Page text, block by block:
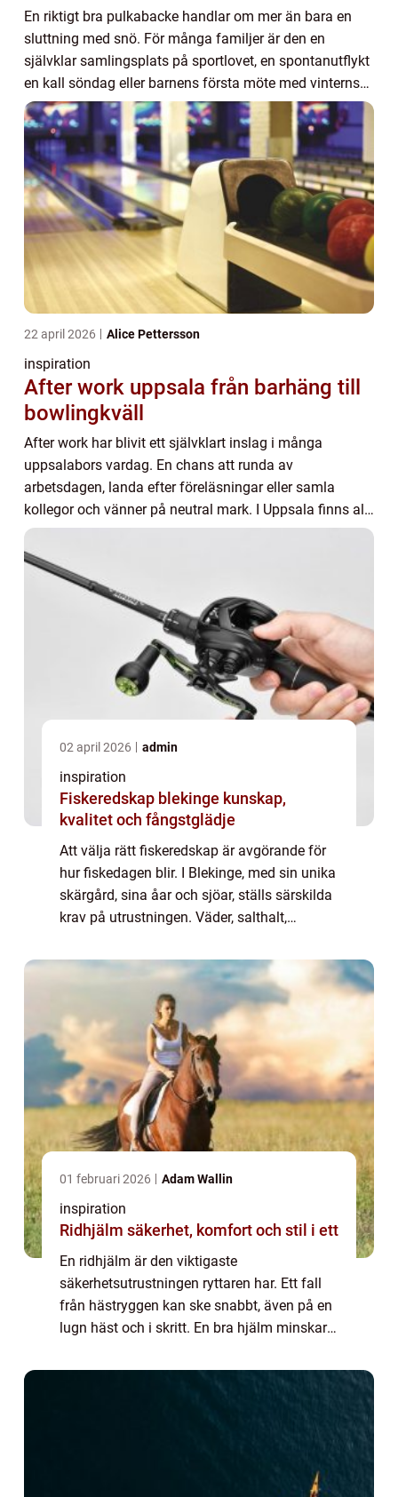
En riktigt bra pulkabacke handlar om mer än bara en
sluttning med snö. För många familjer är den en
självklar samlingsplats på sportlovet, en spontanutflykt
en kall söndag eller barnens första möte med vinterns
fart och pirr i magen. I Småland finns ...
22 april 2026 Alice Pettersson
inspiration
After work uppsala från barhäng till
bowlingkväll
After work har blivit ett självklart inslag i många
uppsalabors vardag. En chans att runda av
arbetsdagen, landa efter föreläsningar eller samla
kollegor och vänner på neutral mark. I Uppsala finns allt
från klassiska pubar och vinbarer till aktivite...
02 april 2026 admin
inspiration
Fiskeredskap blekinge kunskap,
kvalitet och fångstglädje
Att välja rätt fiskeredskap är avgörande för
hur fiskedagen blir. I Blekinge, med sin unika
skärgård, sina åar och sjöar, ställs särskilda
krav på utrustningen. Väder, salthalt,
inom korta avstånd. För den s...
01 februari 2026 Adam Wallin
inspiration
Ridhjälm säkerhet, komfort och stil i ett
En ridhjälm är den viktigaste
säkerhetsutrustningen ryttaren har. Ett fall
från hästryggen kan ske snabbt, även på en
lugn häst och i skritt. En bra hjälm minskar
samtidigt komfort och självförtroende i